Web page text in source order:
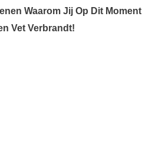
Waarom Jij Op Dit Moment
Vet Verbrandt!